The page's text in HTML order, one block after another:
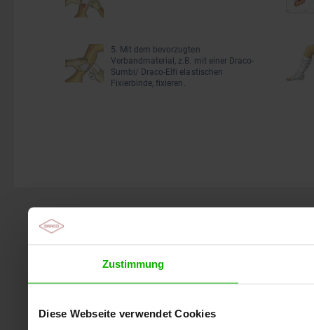
Zustimmung
Diese Webseite verwendet Cookies
5. Mit dem bevorzugten
Verbandmaterial, z.B. mit einer Draco-
Sumbi/ Draco-Elfi elastischen
Fixierbinde, fixieren.